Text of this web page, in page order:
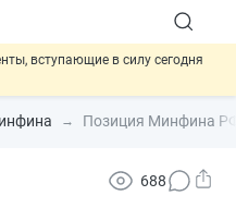
вступающие в силу сегодня
опасных товаров через
в документах предлагают
Позиция Минфина
688